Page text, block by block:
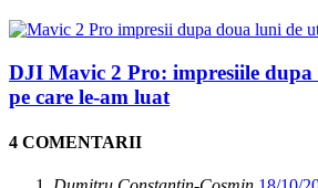
DJI Mavic 2 Pro: impresiile dupa
pe care le-am luat
4 COMENTARII